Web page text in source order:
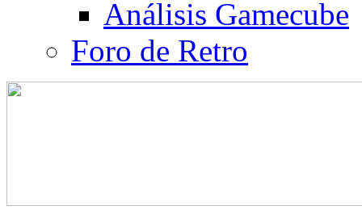
Análisis Gamecube
Foro de Retro